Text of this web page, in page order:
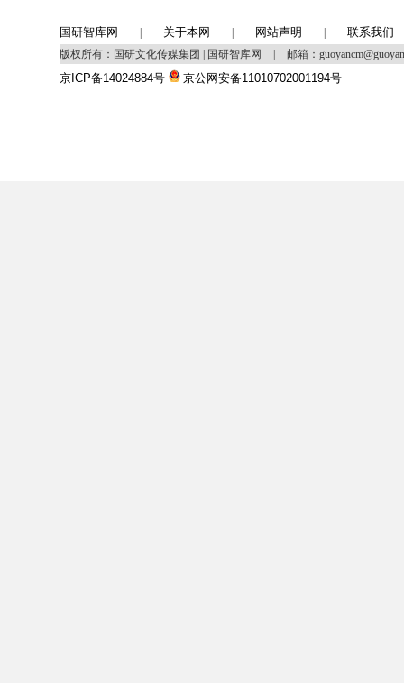
国研智库网 关于本网 网站声明 联系我们
版权所有：国研文化传媒集团 | 国研智库网 邮箱：
京ICP备14024884号 京公网安备11010702001194号